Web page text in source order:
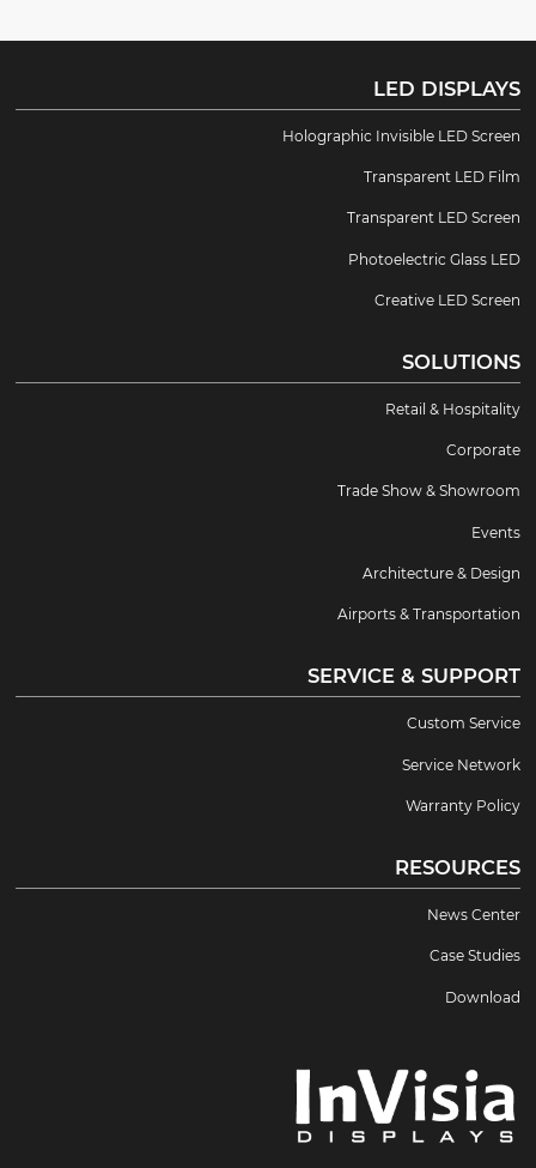
LED DISPLAYS
Holographic Invisible LED Screen
Transparent LED Film
Transparent LED Screen
Photoelectric Glass LED
Creative LED Screen
SOLUTIONS
Retail & Hospitality
Corporate
Trade Show & Showroom
Events
Architecture & Design
Airports & Transportation
SERVICE & SUPPORT
Custom Service
Service Network
Warranty Policy
RESOURCES
News Center
Case Studies
Download